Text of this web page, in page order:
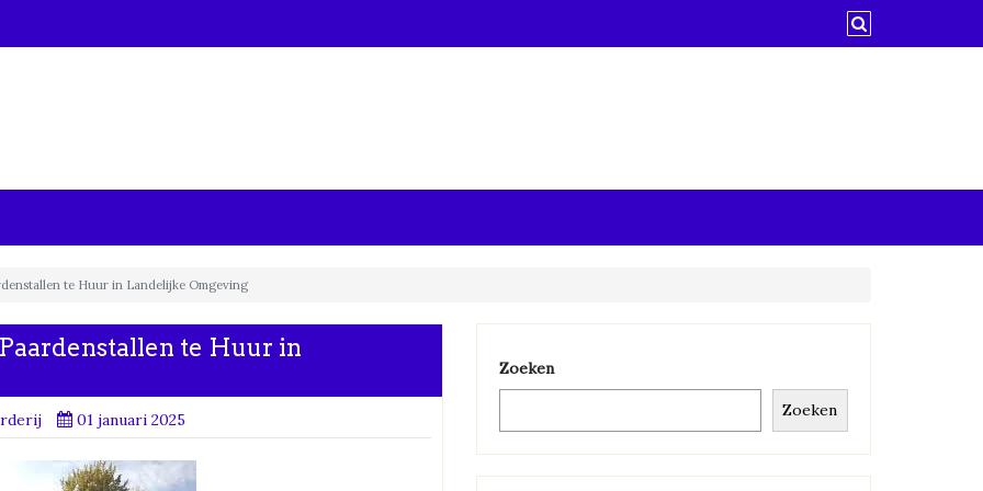
te Huur in Landelijke Omgeving
te Huur in
01 januari 2025
Zoeken
Zoeken